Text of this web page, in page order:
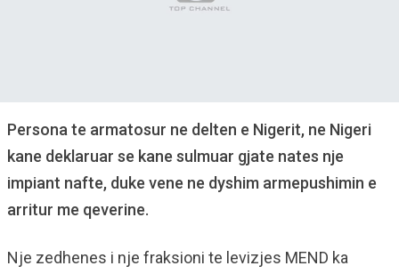
Persona te armatosur ne delten e Nigerit, ne Nigeri
kane deklaruar se kane sulmuar gjate nates nje
impiant nafte, duke vene ne dyshim armepushimin e
arritur me qeverine.
Nje zedhenes i nje fraksioni te levizjes MEND ka